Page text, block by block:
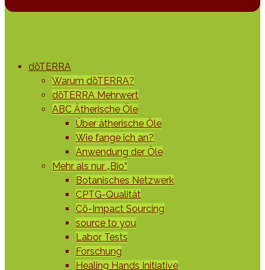
dōTERRA
Warum dōTERRA?
dōTERRA Mehrwert
ABC Ätherische Öle
Über ätherische Öle
Wie fange ich an?
Anwendung der Öle
Mehr als nur „Bio“
Botanisches Netzwerk
CPTG-Qualität
Cō-Impact Sourcing
source to you
Labor Tests
Forschung
Healing Hands Initiative